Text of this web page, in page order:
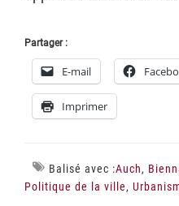
Partager :
E-mail
Imprimer
Balisé avec :Auch,
Politique de la ville,